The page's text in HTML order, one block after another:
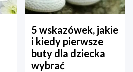
5 wskazówek, jakie
i kiedy pierwsze
buty dla dziecka
wybrać